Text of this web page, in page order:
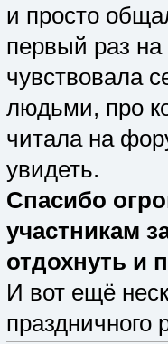
и просто
первый раз
чувствовала
людьми, про
читала на
увидеть.
Спасибо
участникам
отдохнуть и
И вот ещё
праздничного